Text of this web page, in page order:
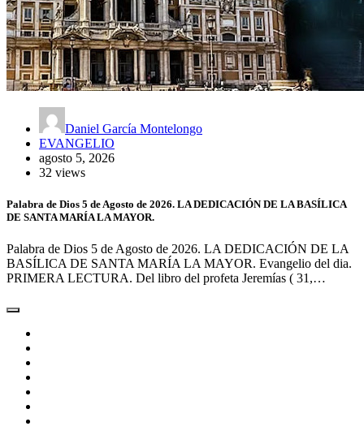
Daniel García Montelongo
EVANGELIO
agosto 5, 2026
32 views
Palabra de Dios 5 de Agosto de 2026. LA DEDICACIÓN DE LA BASÍLICA
DE SANTA MARÍA LA MAYOR.
Palabra de Dios 5 de Agosto de 2026. LA DEDICACIÓN DE LA
BASÍLICA DE SANTA MARÍA LA MAYOR. Evangelio del dia.
PRIMERA LECTURA. Del libro del profeta Jeremías ( 31,…